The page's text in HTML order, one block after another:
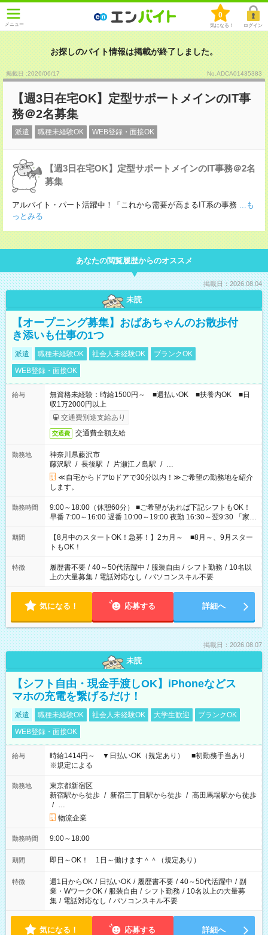
メニュー
0
気になる！ ログイン
お探しのバイト情報は掲載が終了しました。
掲載日 :2026/06/17 No.ADCA01435383
【週3日在宅OK】定型サポートメインのIT事
務＠2名募集
派遣 職種未経験OK WEB登録・面接OK
【週3日在宅OK】定型サポートメインのIT事務＠2名
募集
アルバイト・パート活躍中！「これから需要が高まるIT系の事務 ...も
っとみる
あなたの閲覧履歴からのオススメ
掲載日：2026.08.04
未読
【オープニング募集】おばあちゃんのお散歩付
き添いも仕事の1つ
派遣 職種未経験OK 社会人未経験OK
ブランクOK
WEB登録・面接OK
給与
無資格未経験：時給1500円～ ■週払いOK ■扶養内OK ■日
収1万2000円以上
交通費別途支給あり
交通費 交通費全額支給
勤務地
神奈川県藤沢市
藤沢駅 / 長後駅 / 片瀬江ノ島駅 / …
≪自宅からドアtoドアで30分以内！≫ご希望の勤務地を紹介
します。
勤務時間
9:00～18:00（休憩60分） ■ご希望があれば下記シフトもOK！
早番 7:00～16:00 遅番 10:00～19:00 夜勤 16:30～翌9:30 「家族
と休みを合わせたい」 「余裕を持って夕飯の準備がしたい」
「できれば残業はしたくない」 など、ご希望を教えてください
ね。 ※Wワーク希望の方へ 今ご覧のお仕事で希望する勤務時間
と、もう1つのお仕事の勤務時間。 合計で週40時間を超える場
合は応募できません。
期間
【8月中のスタートOK！急募！】2カ月～ ■8月～、9月スター
トもOK！
特徴 履歴書不要 / 40～50代活躍中 / 服装自由 / シフト勤務 / 10名以
上の大量募集 / 電話対応なし / パソコンスキル不要
気になる！ 応募する 詳細へ
掲載日：2026.08.07
未読
【シフト自由・現金手渡しOK】iPhoneなどス
マホの充電を繋げるだけ！
派遣 職種未経験OK 社会人未経験OK 大学生歓迎
ブランクOK
WEB登録・面接OK
給与
時給1414円～ ▼日払いOK（規定あり） ■初勤務手当あり
※規定による
勤務地
東京都新宿区
新宿駅から徒歩 / 新宿三丁目駅から徒歩 / 高田馬場駅から徒歩
/ …
物流企業
勤務時間 9:00～18:00
期間 即日～OK！ 1日～働けます＾＾（規定あり）
特徴 週1日からOK / 日払いOK / 履歴書不要 / 40～50代活躍中 / 副
業・WワークOK / 服装自由 / シフト勤務 / 10名以上の大量募
集 / 電話対応なし / パソコンスキル不要
気になる！ 応募する 詳細へ